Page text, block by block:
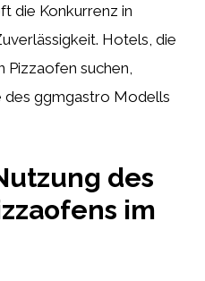
die Konkurrenz in
Hotels, die
Pizzaofen suchen,
des ggmgastro Modells
des
im